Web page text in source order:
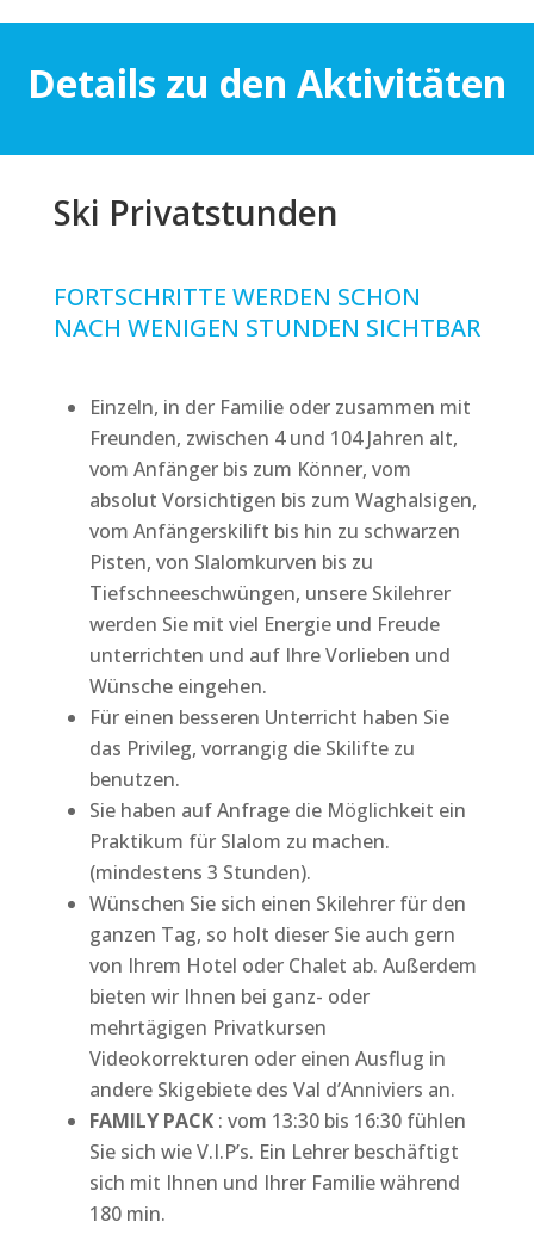
Details zu den Aktivitäten
Ski Privatstunden
FORTSCHRITTE WERDEN SCHON
NACH WENIGEN STUNDEN SICHTBAR
Einzeln, in der Familie oder zusammen mit
Freunden, zwischen 4 und 104 Jahren alt,
vom Anfänger bis zum Könner, vom
absolut Vorsichtigen bis zum Waghalsigen,
vom Anfängerskilift bis hin zu schwarzen
Pisten, von Slalomkurven bis zu
Tiefschneeschwüngen, unsere Skilehrer
werden Sie mit viel Energie und Freude
unterrichten und auf Ihre Vorlieben und
Wünsche eingehen.
Für einen besseren Unterricht haben Sie
das Privileg, vorrangig die Skilifte zu
benutzen.
Sie haben auf Anfrage die Möglichkeit ein
Praktikum für Slalom zu machen.
(mindestens 3 Stunden).
Wünschen Sie sich einen Skilehrer für den
ganzen Tag, so holt dieser Sie auch gern
von Ihrem Hotel oder Chalet ab. Außerdem
bieten wir Ihnen bei ganz- oder
mehrtägigen Privatkursen
Videokorrekturen oder einen Ausflug in
andere Skigebiete des Val d’Anniviers an.
FAMILY PACK: vom 13:30 bis 16:30 fühlen
Sie sich wie V.I.P’s. Ein Lehrer beschäftigt
sich mit Ihnen und Ihrer Familie während
180 min.